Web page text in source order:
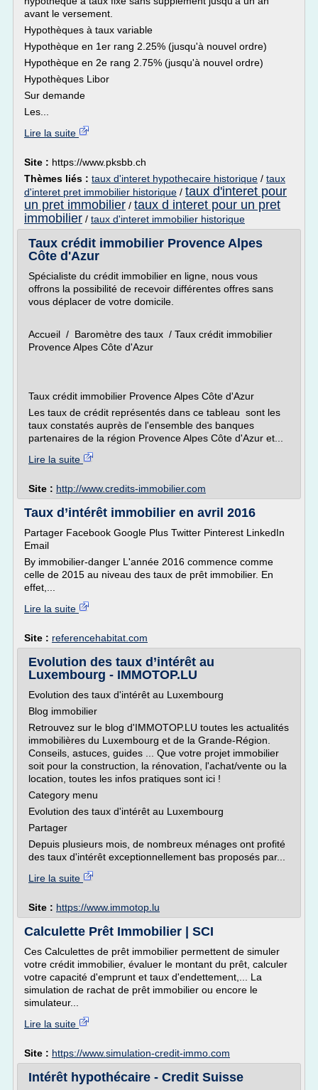
avant le versement.
Hypothèques à taux variable
Hypothèque en 1er rang 2.25% (jusqu'à nouvel ordre)
Hypothèque en 2e rang 2.75% (jusqu'à nouvel ordre)
Hypothèques Libor
Sur demande
Les...
Lire la suite
Site : https://www.pksbb.ch
Thèmes liés : taux d'interet hypothecaire historique / taux
d'interet pret immobilier historique / taux d'interet pour
un pret immobilier / taux d interet pour un pret
immobilier / taux d'interet immobilier historique
Taux crédit immobilier Provence Alpes
Côte d'Azur
Spécialiste du crédit immobilier en ligne, nous vous
offrons la possibilité de recevoir différentes offres sans
vous déplacer de votre domicile.
Accueil / Baromètre des taux / Taux crédit immobilier
Provence Alpes Côte d'Azur
Taux crédit immobilier Provence Alpes Côte d'Azur
Les taux de crédit représentés dans ce tableau sont les
taux constatés auprès de l'ensemble des banques
partenaires de la région Provence Alpes Côte d'Azur et...
Lire la suite
Site : http://www.credits-immobilier.com
Taux d’intérêt immobilier en avril 2016
Partager Facebook Google Plus Twitter Pinterest LinkedIn
Email
By immobilier-danger L'année 2016 commence comme
celle de 2015 au niveau des taux de prêt immobilier. En
effet,...
Lire la suite
Site : referencehabitat.com
Evolution des taux d’intérêt au
Luxembourg - IMMOTOP.LU
Evolution des taux d'intérêt au Luxembourg
Blog immobilier
Retrouvez sur le blog d'IMMOTOP.LU toutes les actualités
immobilières du Luxembourg et de la Grande-Région.
Conseils, astuces, guides ... Que votre projet immobilier
soit pour la construction, la rénovation, l'achat/vente ou la
location, toutes les infos pratiques sont ici !
Category menu
Evolution des taux d'intérêt au Luxembourg
Partager
Depuis plusieurs mois, de nombreux ménages ont profité
des taux d'intérêt exceptionnellement bas proposés par...
Lire la suite
Site : https://www.immotop.lu
Calculette Prêt Immobilier | SCI
Ces Calculettes de prêt immobilier permettent de simuler
votre crédit immobilier, évaluer le montant du prêt, calculer
votre capacité d'emprunt et taux d'endettement,... La
simulation de rachat de prêt immobilier ou encore le
simulateur...
Lire la suite
Site : https://www.simulation-credit-immo.com
Intérêt hypothécaire - Credit Suisse